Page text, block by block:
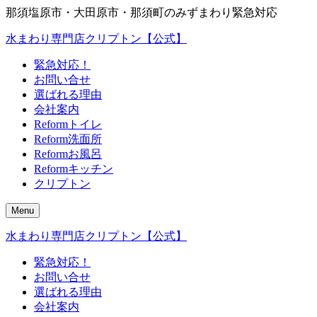
那須塩原市・大田原市・那須町のみずまわり緊急対応
水まわり専門店クリプトン【公式】
緊急対応！
お問い合せ
選ばれる理由
会社案内
Reformトイレ
Reform洗面所
Reformお風呂
Reformキッチン
クリプトン
Menu
水まわり専門店クリプトン【公式】
緊急対応！
お問い合せ
選ばれる理由
会社案内